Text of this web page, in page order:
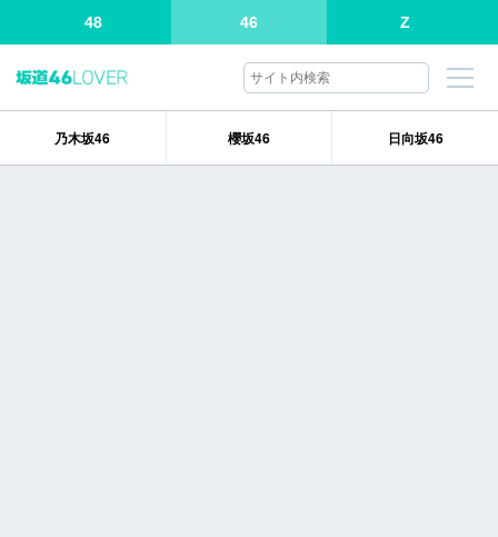
48 46 Z
乃木坂46 櫻坂46 日向坂46